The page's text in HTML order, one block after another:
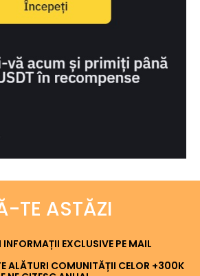
TE ASTĂZI
INFORMAȚII EXCLUSIVE PE MAIL
ALĂTURI COMUNITĂȚII CELOR +300K